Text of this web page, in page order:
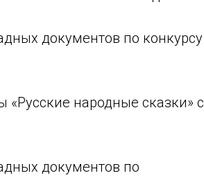
документов по конкурсу
народные сказки» с
документов по